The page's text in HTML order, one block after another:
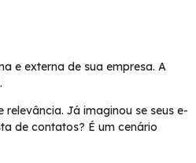
e externa de sua empresa. A
Já imaginou se seus e-
de contatos? É um cenário